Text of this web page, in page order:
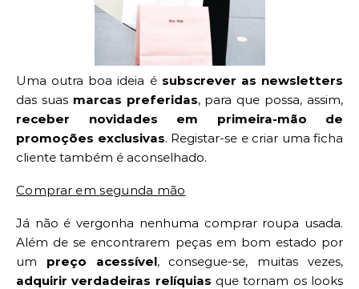
Uma outra boa ideia é subscrever as newsletters
das suas marcas preferidas, para que possa, assim,
receber novidades em primeira-mão de
promoções exclusivas. Registar-se e criar uma ficha
cliente também é aconselhado.
Comprar em segunda mão
Já não é vergonha nenhuma comprar roupa usada.
Além de se encontrarem peças em bom estado por
um preço acessível, consegue-se, muitas vezes,
adquirir verdadeiras relíquias que tornam os looks